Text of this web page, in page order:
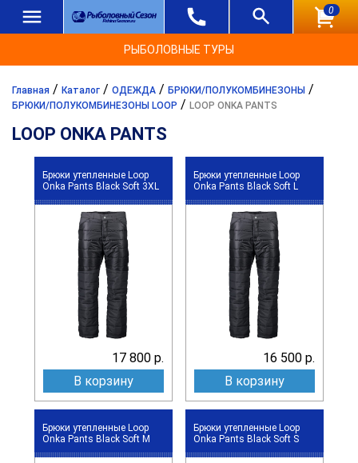
0
РЫБОЛОВНЫЕ ТУРЫ
Главная / Каталог / ОДЕЖДА / БРЮКИ/ПОЛУКОМБИНЕЗОНЫ /
БРЮКИ/ПОЛУКОМБИНЕЗОНЫ LOOP / LOOP ONKA PANTS
LOOP ONKA PANTS
Брюки утепленные Loop
Onka Pants Black Soft 3XL
17 800 р.
В корзину
Брюки утепленные Loop
Onka Pants Black Soft L
16 500 р.
В корзину
Брюки утепленные Loop
Onka Pants Black Soft M
Брюки утепленные Loop
Onka Pants Black Soft S